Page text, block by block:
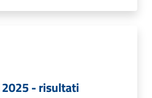
- risultati